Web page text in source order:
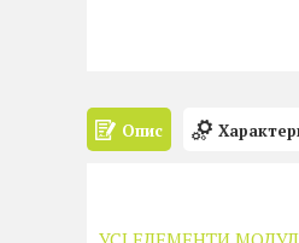
Опис